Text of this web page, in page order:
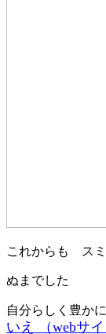
これからも ス
ぬまでした
自分らしく豊か
いえ （webサ